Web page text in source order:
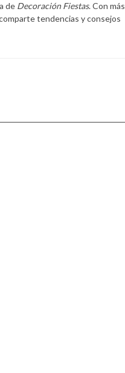
de Decoración Fiestas. Con más
tendencias y consejos